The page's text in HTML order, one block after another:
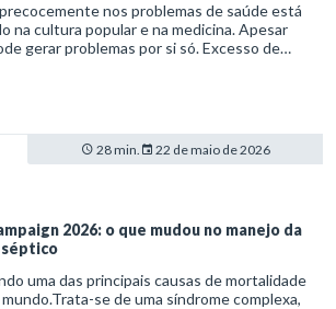
nos problemas de saúde está
na cultura popular e na medicina. Apesar
gerar problemas por si só. Excesso de
28 min. 22 de maio de 2026
2026: o que mudou no manejo da
séptico
uma das principais causas de mortalidade
se de uma síndrome complexa,